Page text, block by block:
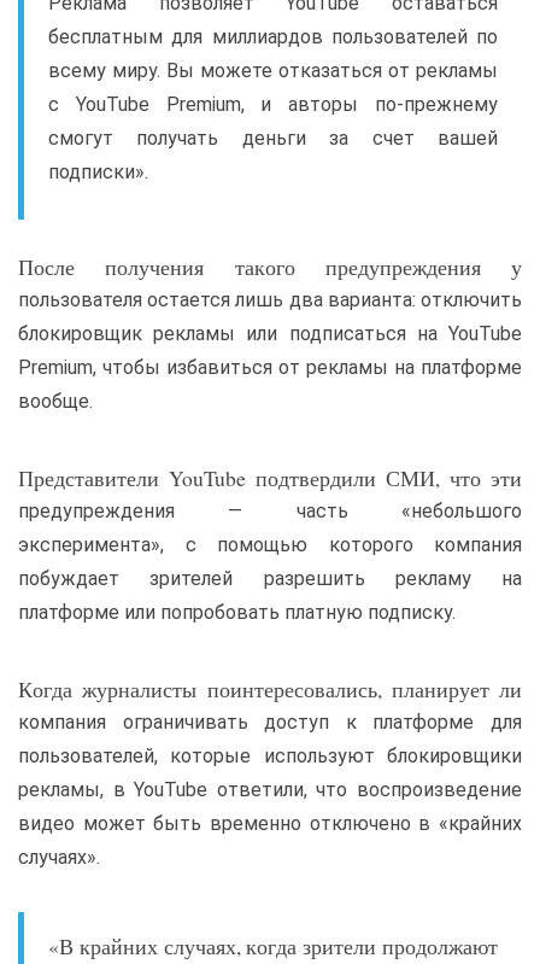
бесплатным для миллиардов пользователей по
всему миру. Вы можете отказаться от рекламы
с YouTube Premium, и авторы по-прежнему
смогут получать деньги за счет вашей
подписки».
После получения такого предупреждения у
пользователя остается лишь два варианта: отключить
блокировщик рекламы или подписаться на YouTube
Premium, чтобы избавиться от рекламы на платформе
вообще.
Представители YouTube подтвердили СМИ, что эти
предупреждения — часть «небольшого
эксперимента», с помощью которого компания
побуждает зрителей разрешить рекламу на
платформе или попробовать платную подписку.
Когда журналисты поинтересовались, планирует ли
компания ограничивать доступ к платформе для
пользователей, которые используют блокировщики
рекламы, в YouTube ответили, что воспроизведение
видео может быть временно отключено в «крайних
случаях».
«В крайних случаях, когда зрители продолжают